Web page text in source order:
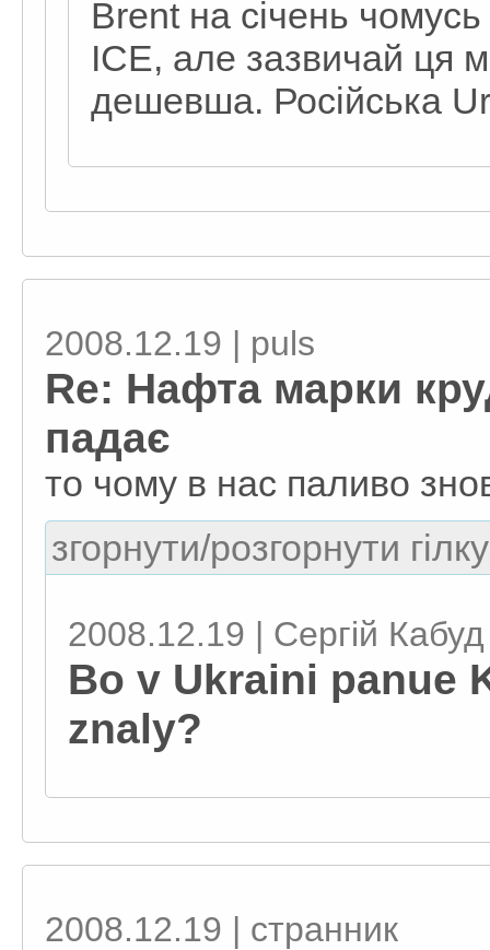
Brent на січень
ICE, але зазвичай ця
дешевша. Російська
2008.12.19 | puls
Re: Нафта марки
падає
то чому в нас паливо
згорнути/розгорнути
2008.12.19 | Сергій Кабуд
Bo v Ukraini panue
znaly?
2008.12.19 | странник